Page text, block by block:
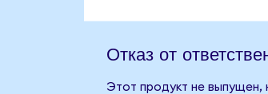
Отказ от
Этот продукт не выпущен,